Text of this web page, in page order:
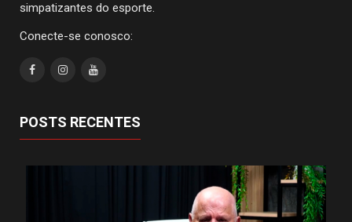
simpatizantes do esporte.
Conecte-se conosco:
POSTS RECENTES